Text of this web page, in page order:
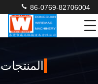
86-0769-82706004
المنتجات